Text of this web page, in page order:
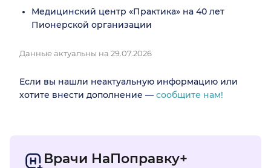
Медицинский центр «Практика» на 40 лет
Пионерской организации
Данные актуальны на 29.07.2026
Если вы нашли неактуальную информацию или
хотите внести дополнение — сообщите нам!
Врачи НаПоправку+